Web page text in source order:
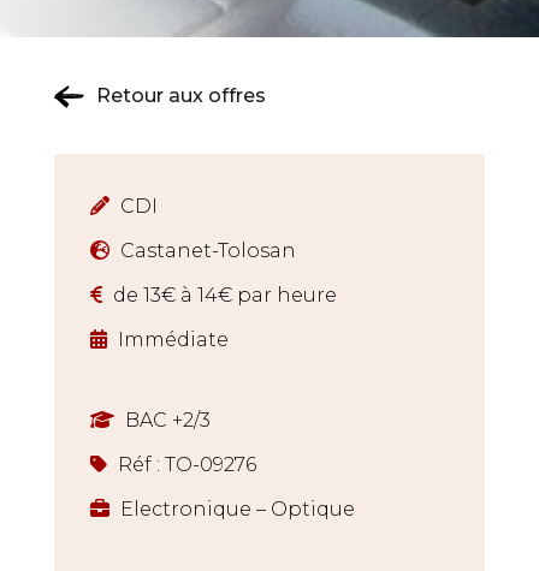
Retour aux offres
CDI
Castanet-Tolosan
de 13€ à 14€ par heure
Immédiate
BAC +2/3
Réf : TO-09276
Electronique – Optique